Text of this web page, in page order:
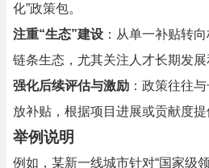
化”政策包。
注重“生态”建设 ：从单一补贴转
链条生态，尤其关注人才长期发展
强化后续评估与激励 ：政策往往
放补贴，根据项目进展或贡献度提
举例说明
例如，某新一线城市针对“国家级